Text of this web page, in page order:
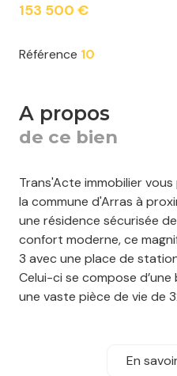
153 500 €
Référence 10
a propos
de ce bien
Trans'Acte immobilier
la commune d'Arras à
une résidence sécurisée
confort moderne, ce
3 avec une place de
Celui-ci se compose
une vaste pièce de vie de
avec douche et baignoire,
En